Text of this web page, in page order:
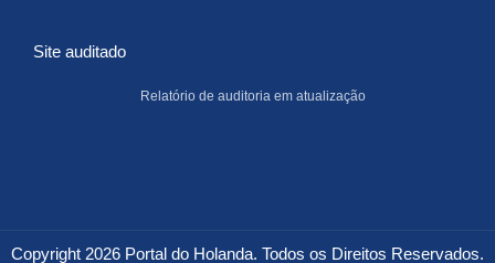
Site auditado
Relatório de auditoria em atualização
Copyright 2026 Portal do Holanda. Todos os Direitos Reservados.